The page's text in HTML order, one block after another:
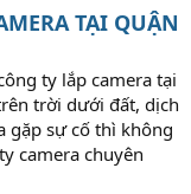
TẠI QUẬN
ty lắp camera tại
trời dưới đất, dịch
gặp sự cố thì không
camera chuyên